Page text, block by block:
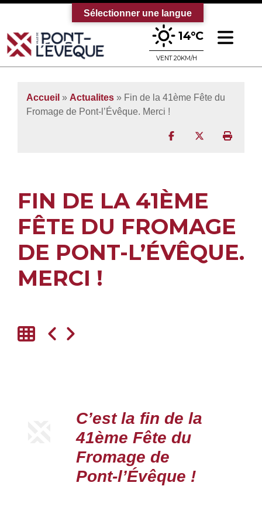
Bienvenue sur le site officiel de la
14°C
VENT 20KM/H
Accueil » Actualites » Fin de la 41ème Fête du
Fromage de Pont-l’Évêque. Merci !
Partager surPartager sur
FIN DE LA 41ÈME
FÊTE DU FROMAGE
DE PONT-L’ÉVÊQUE.
MERCI !
C’est la fin de la
41ème Fête du
Fromage de
Pont-l’Évêque !
Sélectionner une langue